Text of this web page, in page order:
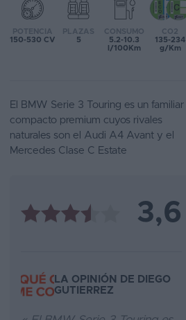
Favoritos
Concesionarios
Blog
Ventas
de
POTENCIA
150-530 CV
PLAZAS
5
CONSUMO
5.2-10.3
l/100Km
CO2
135-234
g/Km
El BMW Serie 3 Touring es un familiar
compacto premium cuyos rivales
naturales son el Audi A4 Avant y el
Mercedes Clase C Estate
3,6
LA OPINIÓN DE DIEGO
GUTIERREZ